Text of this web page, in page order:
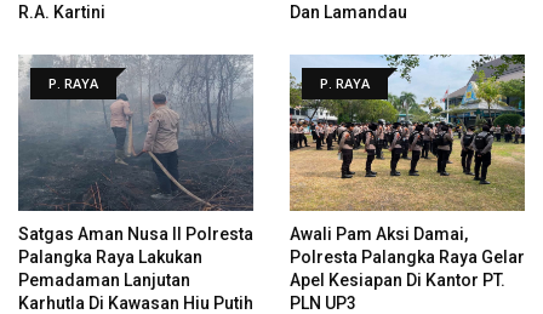
R.A. Kartini
Dan Lamandau
P. RAYA
Satgas Aman Nusa II Polresta
Palangka Raya Lakukan
Pemadaman Lanjutan
Karhutla Di Kawasan Hiu Putih
P. RAYA
Awali Pam Aksi Damai,
Polresta Palangka Raya Gelar
Apel Kesiapan Di Kantor PT.
PLN UP3